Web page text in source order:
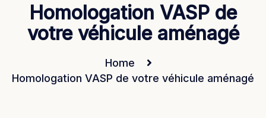
Homologation VASP de
votre véhicule aménagé
Home
Homologation VASP de votre véhicule aménagé